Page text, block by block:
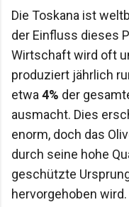
Die Toskana ist
der Einfluss dieses
Wirtschaft wird oft
produziert jährlich
etwa 4% der
ausmacht. Dies
enorm, doch das
durch seine hohe
geschützte
hervorgehoben wird.